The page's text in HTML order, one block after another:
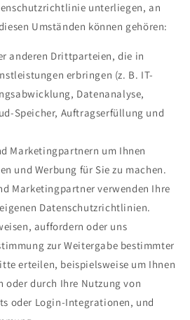
unterliegen, an
Umständen können gehören:
anderen Drittparteien, die in
erbringen (z. B. IT-
Datenanalyse,
Speicher, Auftragserfüllung und
Marketingpartnern um Ihnen
und Werbung für Sie zu machen.
Marketingpartner verwenden Ihre
Datenschutzrichtlinien.
auffordern oder uns
zur Weitergabe bestimmter
erteilen, beispielsweise um Ihnen
oder durch Ihre Nutzung von
oder Login-Integrationen, und